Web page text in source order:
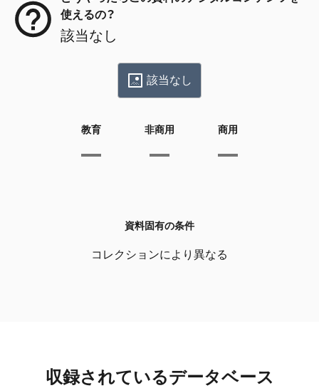
使えるの？
該当なし
該当なし
教育 非商用 商用
資料固有の条件
コレクションにより異なる
収録されているデータベース